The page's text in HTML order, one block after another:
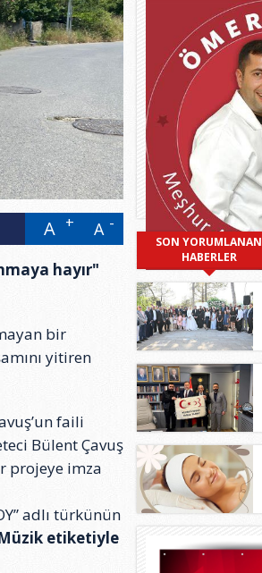
A A
hayır"
bir
yitiren
faili
Bülent Çavuş
projeye imza
adlı türkünün
Müzik etiketiyle
SON YORUMLANAN
HABERLER